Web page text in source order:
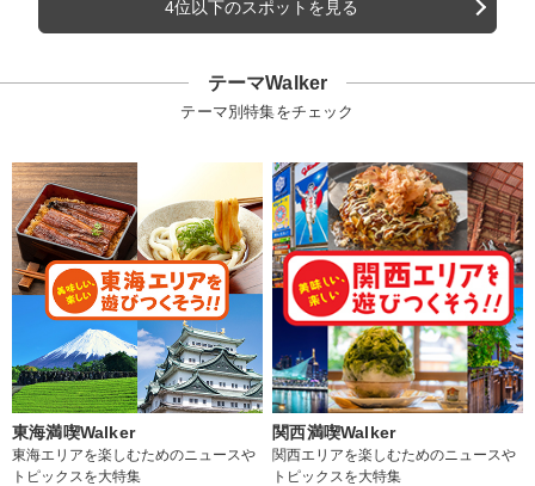
4位以下のスポットを見る
テーマWalker
テーマ別特集をチェック
東海満喫Walker
東海エリアを楽しむためのニュースや
トピックスを大特集
関西満喫Walker
関西エリアを楽しむためのニュースや
トピックスを大特集